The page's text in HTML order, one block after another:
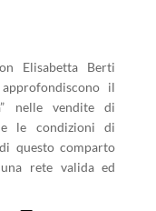
Elisabetta Berti
approfondiscono il
nelle vendite di
le condizioni di
questo comparto
rete valida ed